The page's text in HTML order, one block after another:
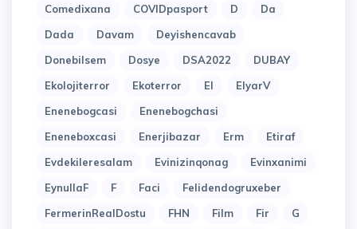
Comedixana
COVIDpasport D
Da
Dada
Davam
Deyishencavab
Donebilsem
Dosye DSA2022
DUBAY
Ekolojiterror
Ekoterror El
ElyarV
Enenebogcasi
Enenebogchasi
Eneneboxcasi
Enerjibazar Erm
Etiraf
Evdekileresalam
Evinizinqonag
Evinxanimi
EynullaF
F Faci
Felidendogruxeber
FermerinRealDostu
FHN Film Fir
G